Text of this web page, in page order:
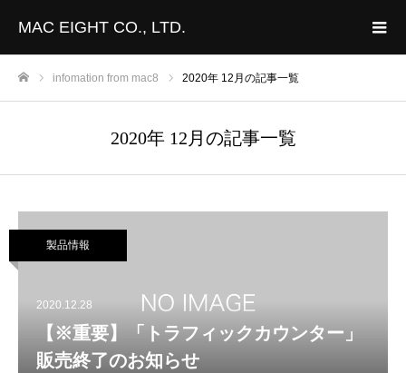
MAC EIGHT CO., LTD.
infomation from mac8 2020年 12月の記事一覧
2020年 12月の記事一覧
製品情報
2020.12.28
【※重要】「トラフィックカウンター」
販売終了のお知らせ